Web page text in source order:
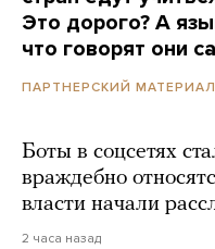
Это дорого? А
что говорят они
ПАРТНЕРСКИЙ МАТЕРИАЛ
Боты в соцсетях
враждебно
власти начали
2 часа назад